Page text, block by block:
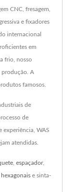
CNC, fresagem,
e fixadores
internacional
em
frio, nosso
produção. A
famosos.
de
de
experiência, WAS
atendidas.
, espaçador,
e sinta-